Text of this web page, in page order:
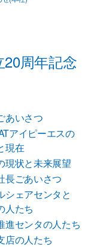
周年記念
あいさつ
アイピーエスの
現在
現状と未来展望
長ごあいさつ
シェアセンタと
人たち
進センタの人たち
店の人たち